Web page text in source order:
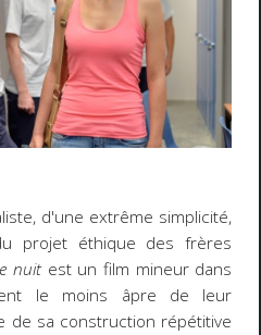
d'une extrême simplicité,
projet éthique des frères
nuitest un film mineur dans
le moins âpre de leur
de sa construction répétitive